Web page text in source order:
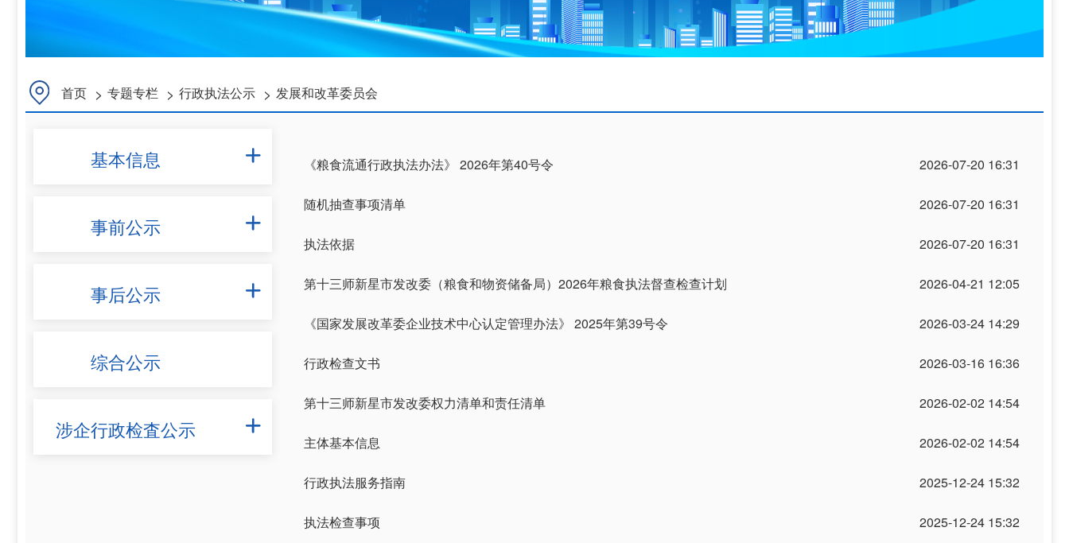
首页 > 专题专栏 > 行政执法公示 > 发展和改革委员会
基本信息 
事前公示 
事后公示 
综合公示
涉企行政检査公示 
2026-07-20 16:31
《粮食流通行政执法办法》 2026年第40号令
2026-07-20 16:31
随机抽查事项清单
2026-07-20 16:31
执法依据
2026-04-21 12:05
第十三师新星市发改委（粮食和物资储备局）2026年粮食执法督查检查计划
2026-03-24 14:29
《国家发展改革委企业技术中心认定管理办法》 2025年第39号令
2026-03-16 16:36
行政检查文书
2026-02-02 14:54
第十三师新星市发改委权力清单和责任清单
2026-02-02 14:54
主体基本信息
2025-12-24 15:32
行政执法服务指南
2025-12-24 15:32
执法检查事项